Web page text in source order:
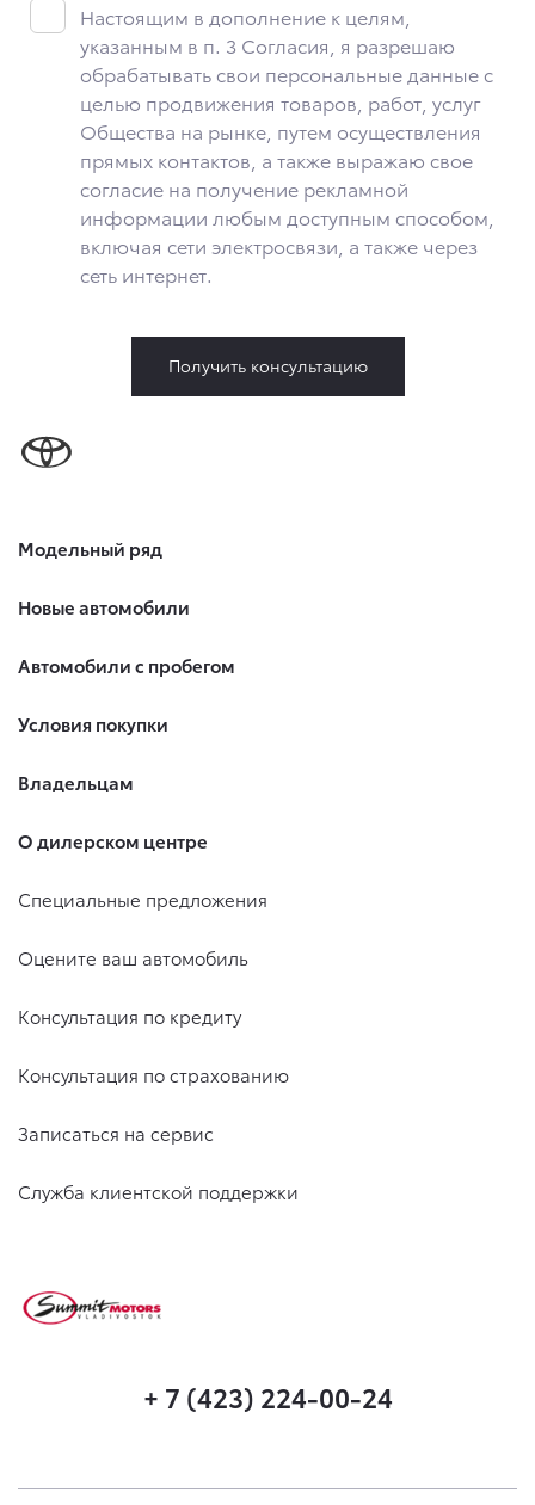
следующие действия: сбор, запись, систематизация,
накопление, хранение, уточнение (обновление,
изменение), извлечение, использование, передача
(предоставление, доступ), блокирование, удаление,
уничтожение персональных данных. Общество
обрабатывает персональные данные с использованием
средств автоматизации.
3. Целью обработки персональных данных является
осуществление взаимодействия Общества с посетителями
и пользователями сайта.
4. Я даю согласие на передачу моих персональных данных
третьим лицам, перечень которых размещен на сайте
5. Данное Согласие действует до момента достижения
цели обработки, указанной в настоящем Согласии.
Я осведомлен, что Общество будет обрабатывать данные
своего согласия на обработку по истечении 10 лет с тем,
чтобы гарантировать, что оно соответствует моим
письменного заявления Обществу заказным почтовым
ТПЗ «Алтуфьево», вл. 5, стр. 1.
Настоящим в дополнение к целям,
указанным в п. 3 Согласия, я разрешаю
обрабатывать свои персональные данные с
целью продвижения товаров, работ, услуг
Общества на рынке, путем осуществления
прямых контактов, а также выражаю свое
согласие на получение рекламной
информации любым доступным способом,
включая сети электросвязи, а также через
сеть интернет.
Получить консультацию
Модельный ряд
Новые автомобили
Автомобили с пробегом
Условия покупки
Владельцам
О дилерском центре
Специальные предложения
Оцените ваш автомобиль
Консультация по кредиту
Консультация по страхованию
Записаться на сервис
Служба клиентской поддержки
+ 7 (423) 224-00-24